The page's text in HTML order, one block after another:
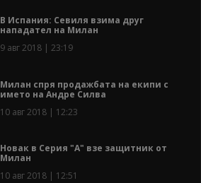
В Испания: Севиля взима друг
нападател на Милан
9 авг 2018 | 23:19
Милан спря продажбата на екипи с
името на Андре Силва
10 авг 2018 | 12:23
Новак в Серия "А" взе защитник от
Милан
10 авг 2018 | 12:51